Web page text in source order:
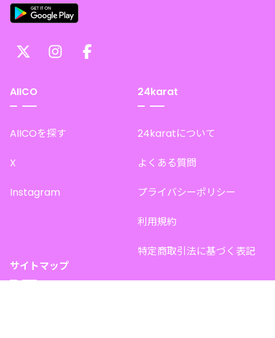
AIICO
AIICOを探す
X
Instagram
24karat
24karatについて
よくある質問
プライバシーポリシー
利用規約
特定商取引法に基づく表記
サイトマップ